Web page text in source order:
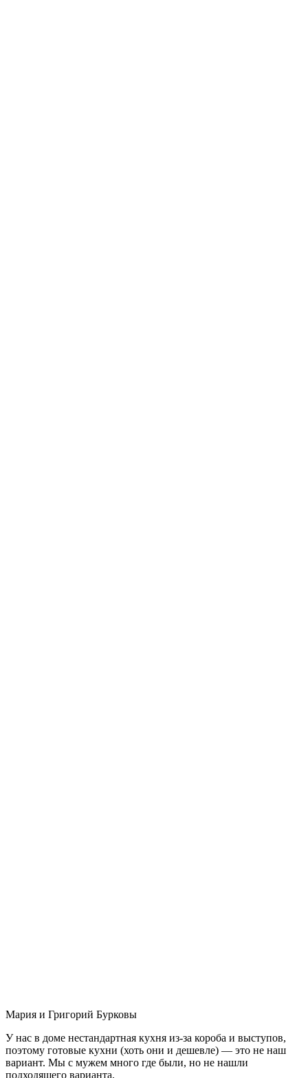
Мария и Григорий Бурковы
У нас в доме нестандартная кухня из-за короба и выступов,
поэтому готовые кухни (хоть они и дешевле) — это не наш
вариант. Мы с мужем много где были, но не нашли
подходящего варианта.